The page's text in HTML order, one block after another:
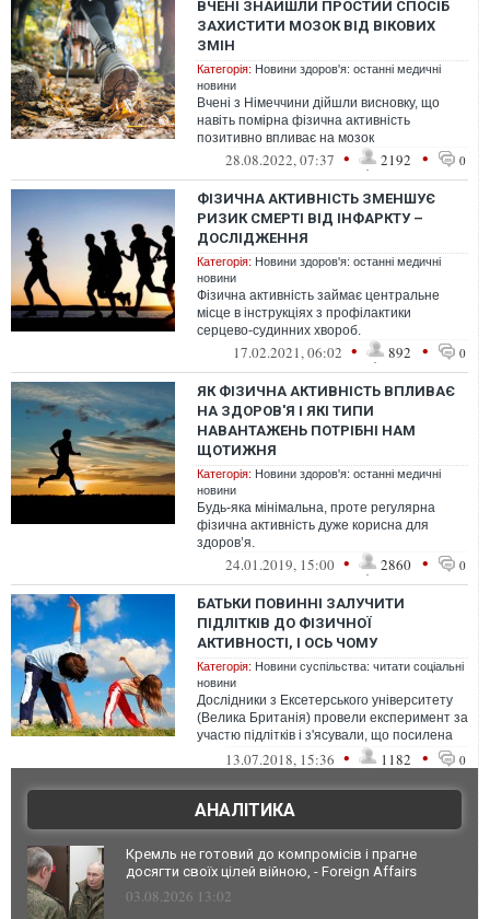
ВЧЕНІ ЗНАЙШЛИ ПРОСТИЙ СПОСІБ
ЗАХИСТИТИ МОЗОК ВІД ВІКОВИХ
ЗМІН
Категорія: Новини здоров'я: останні медичні
новини
Вчені з Німеччини дійшли висновку, що
навіть помірна фізична активність
позитивно впливає на мозок
28.08.2022, 07:37 • 2192 • 0
ФІЗИЧНА АКТИВНІСТЬ ЗМЕНШУЄ
РИЗИК СМЕРТІ ВІД ІНФАРКТУ –
ДОСЛІДЖЕННЯ
Категорія: Новини здоров'я: останні медичні
новини
Фізична активність займає центральне
місце в інструкціях з профілактики
серцево-судинних хвороб.
17.02.2021, 06:02 • 892 • 0
ЯК ФІЗИЧНА АКТИВНІСТЬ ВПЛИВАЄ
НА ЗДОРОВ'Я І ЯКІ ТИПИ
НАВАНТАЖЕНЬ ПОТРІБНІ НАМ
ЩОТИЖНЯ
Категорія: Новини здоров'я: останні медичні
новини
Будь-яка мінімальна, проте регулярна
фізична активність дуже корисна для
здоров’я.
24.01.2019, 15:00 • 2860 • 0
БАТЬКИ ПОВИННІ ЗАЛУЧИТИ
ПІДЛІТКІВ ДО ФІЗИЧНОЇ
АКТИВНОСТІ, І ОСЬ ЧОМУ
Категорія: Новини суспільства: читати соціальні
новини
Дослідники з Ексетерського університету
(Велика Британія) провели експеримент за
участю підлітків і з'ясували, що посилена
фізична активність в період...
13.07.2018, 15:36 • 1182 • 0
АНАЛІТИКА
Кремль не готовий до компромісів і прагне
досягти своїх цілей війною, - Foreign Affairs
03.08.2026 13:02